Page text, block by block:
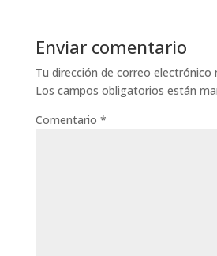
Enviar comentario
Tu dirección de correo electrónico
Los campos obligatorios están
Comentario *